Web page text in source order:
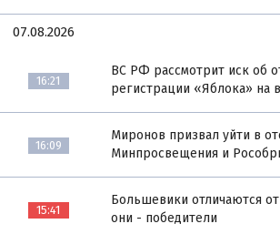
07.08.2026
16:21
ВС РФ рассмотрит иск об
регистрации «Яблока» на
16:09
Миронов призвал уйти в
Минпросвещения и
15:41
Большевики отличаются
они - победители